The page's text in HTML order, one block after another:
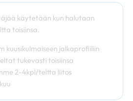
käytetään kun halutaan
toisiinsa.
kuusikulmaiseen jalkaprofiiliin
tukevasti toisiinsa
2-4kpl/teltta liitos